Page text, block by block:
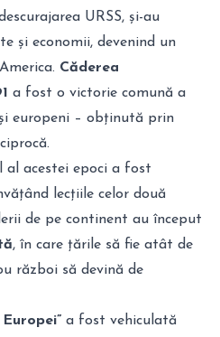
URSS, și-au
și economii, devenind un
Căderea
a fost o victorie comună a
europeni – obținută prin
acestei epoci a fost
lecțiile celor două
de pe continent au început
, în care țările să fie atât de
război să devină de
a fost vehiculată